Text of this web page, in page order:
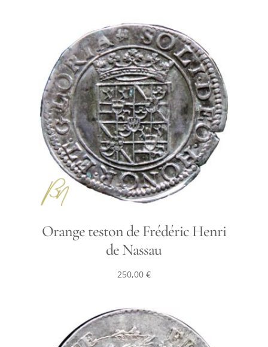
Orange teston de Frédéric Henri
de Nassau
250,00 €